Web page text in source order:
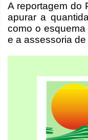
A reportagem do
apurar a
como o
e a assessoria